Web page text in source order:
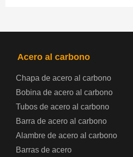
Chapa de acero para
Placa de acero para calderas y
presión
Acero al carbono
Chapa de acero al carbono
Bobina de acero al carbono
Tubos de acero al carbono
Barra de acero al carbono
Alambre de acero al carbono
Barras de acero